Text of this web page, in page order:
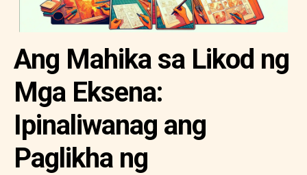
Ang Mahika sa Likod ng
Mga Eksena:
Ipinaliwanag ang
Paglikha ng